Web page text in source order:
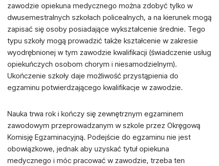
zawodzie opiekuna medycznego można zdobyć tylko w
dwusemestralnych szkołach policealnych, a na kierunek mogą
zapisać się osoby posiadające wykształcenie średnie. Tego
typu szkoły mogą prowadzić także kształcenie w zakresie
wyodrębnionej w tym zawodzie kwalifikacji (świadczenie usług
opiekuńczych osobom chorym i niesamodzielnym).
Ukończenie szkoły daje możliwość przystąpienia do
egzaminu potwierdzającego kwalifikacje w zawodzie.
Nauka trwa rok i kończy się zewnętrznym egzaminem
zawodowym przeprowadzanym w szkole przez Okręgową
Komisję Egzaminacyjną. Podejście do egzaminu nie jest
obowiązkowe, jednak aby uzyskać tytuł opiekuna
medycznego i móc pracować w zawodzie, trzeba ten